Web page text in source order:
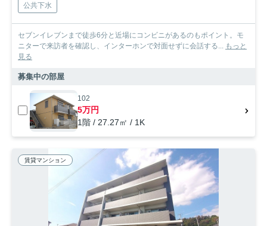
公共下水
セブンイレブンまで徒歩6分と近場にコンビニがあるのもポイント。モ
ニターで来訪者を確認し、インターホンで対面せずに会話する... もっと
見る
募集中の部屋
102
5万円
1階 / 27.27㎡ / 1K
賃貸マンション